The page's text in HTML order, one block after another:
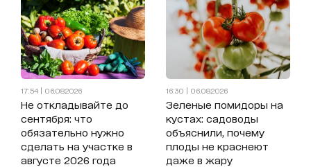
17:54 | 06.08.2026
Не откладывайте до
сентября: что
обязательно нужно
сделать на участке в
августе 2026 года
16:30 | 06.08.2026
Зеленые помидоры на
кустах: садоводы
объяснили, почему
плоды не краснеют
даже в жару